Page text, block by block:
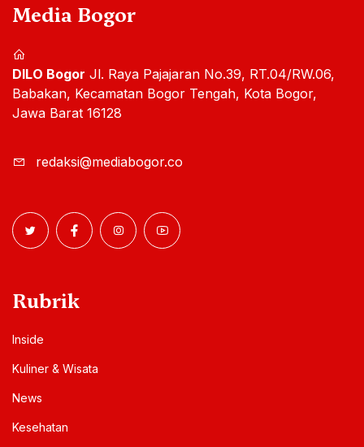
Media Bogor
DILO Bogor Jl. Raya Pajajaran No.39, RT.04/RW.06,
Babakan, Kecamatan Bogor Tengah, Kota Bogor,
Jawa Barat 16128
redaksi@mediabogor.co
Rubrik
Inside
Kuliner & Wisata
News
Kesehatan